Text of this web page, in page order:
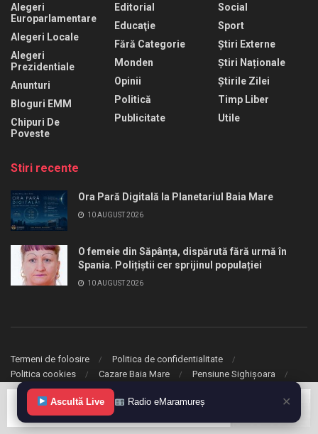
Alegeri
Europarlamentare
Alegeri Locale
Alegeri
Prezidentiale
Anunturi
Bloguri EMM
Chipuri De
Poveste
Editorial
Educaţie
Fără Categorie
Monden
Opinii
Politică
Publicitate
Social
Sport
Știri Externe
Știri Naționale
Știrile Zilei
Timp Liber
Utile
Stiri recente
Ora Pară Digitală la Planetariul Baia Mare
10 AUGUST 2026
O femeie din Săpânța, dispărută fără urmă în
Spania. Polițiștii cer sprijinul populației
10 AUGUST 2026
Termeni de folosire
Politica de confidentialitate
Politica cookies
Cazare Baia Mare Pensiune Sighișoara
© 2020 eMaramures. Toate drepturile rezervate.
Ascultă Live Radio eMaramureș ✕